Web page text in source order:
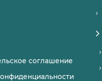
соглашение